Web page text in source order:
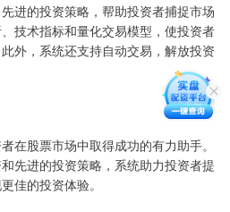
进的投资策略，帮助投资者捕捉市场
技术指标和量化交易模型，使投资者
外，系统还支持自动交易，解放投资
在股票市场中取得成功的有力助手。
先进的投资策略，系统助力投资者提
佳的投资体验。